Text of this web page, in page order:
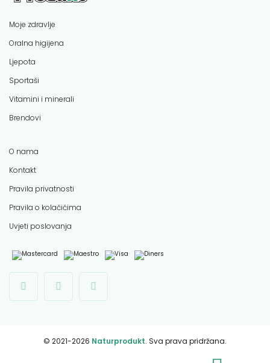
Moje zdravlje
Oralna higijena
Ljepota
Sportaši
Vitamini i minerali
Brendovi
O nama
Kontakt
Pravila privatnosti
Pravila o kolačićima
Uvjeti poslovanja
© 2021-2026 Naturprodukt. Sva prava pridržana.